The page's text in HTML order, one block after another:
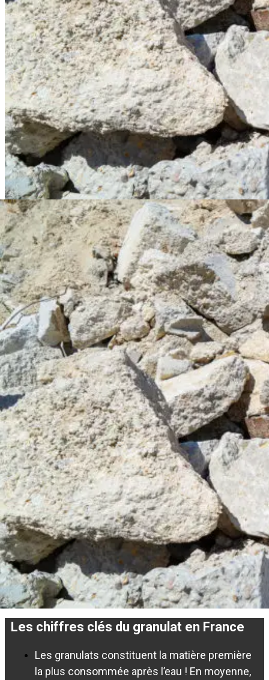
Les chiffres clés du granulat en France
Les granulats constituent la matière première
la plus consommée après l’eau ! En moyenne,